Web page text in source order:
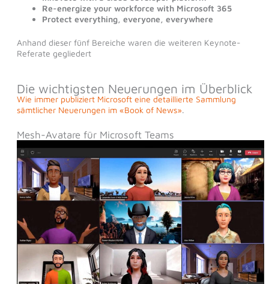
Re-energize your workforce with Microsoft 365
Protect everything, everyone, everywhere
Anhand dieser fünf Bereiche waren die weiteren Keynote-
Referate gegliedert
Die wichtigsten Neuerungen im Überblick
Wie immer publiziert Microsoft eine detaillierte Sammlung
sämtlicher Neuerungen im «Book of News».
Mesh-Avatare für Microsoft Teams